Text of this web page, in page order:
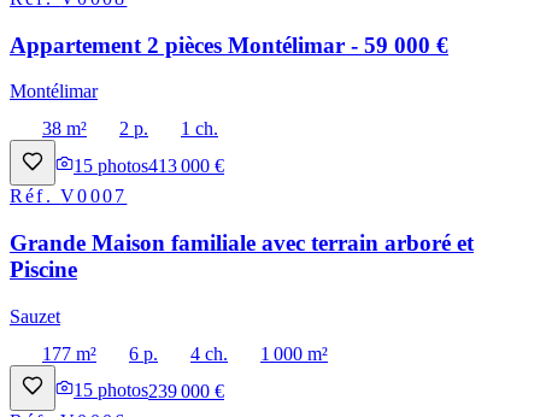
Appartement 2 pièces Montélimar - 59 000 €
Montélimar
38 m²
2 p.
1 ch.
15 photos413 000 €
Réf.V0007
Grande Maison familiale avec terrain arboré et
Piscine
Sauzet
177 m²
6 p. 4 ch.
1 000 m²
15 photos239 000 €